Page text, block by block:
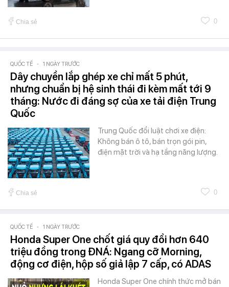
Chia sẻ 0
QUỐC TẾ - 1 NGÀY TRƯỚC
Dây chuyền lắp ghép xe chỉ mất 5 phút,
nhưng chuẩn bị hệ sinh thái đi kèm mất tới 9
tháng: Nước đi đáng sợ của xe tải điện Trung
Quốc
Trung Quốc đổi luật chơi xe điện:
Không bán ô tô, bán trọn gói pin,
điện mặt trời và hạ tầng năng lượng.
Chia sẻ 0
QUỐC TẾ - 1 NGÀY TRƯỚC
Honda Super One chốt giá quy đổi hơn 640
triệu đồng trong ĐNÁ: Ngang cỡ Morning,
động cơ điện, hộp số giả lập 7 cấp, có ADAS
Honda Super One chính thức mở bán